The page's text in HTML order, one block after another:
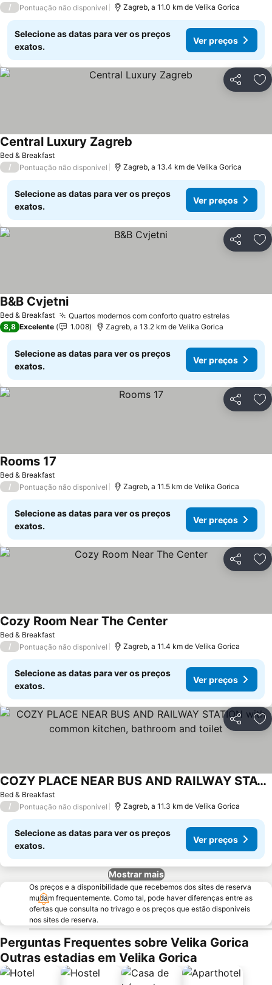
/ Pontuação não disponível Zagreb, a 11.0 km de Velika Gorica
Selecione as datas para ver os preços
exatos.
Ver preços
Partilhar
Bed & Breakfast
Central Luxury Zagreb
/ Pontuação não disponível Zagreb, a 13.4 km de Velika Gorica
Selecione as datas para ver os preços
exatos.
Ver preços
Partilhar
Bed & Breakfast Quartos modernos com conforto quatro estrelasVer
B&B CvjetniVer preços
8,8 Excelente 1.008 Zagreb, a 13.2 km de Velika Gorica
Selecione as datas para ver os preços
exatos.
Ver preços
Partilhar
Bed & Breakfast
Rooms 17
/ Pontuação não disponível Zagreb, a 11.5 km de Velika Gorica
Selecione as datas para ver os preços
exatos.
Ver preços
Partilhar
Bed & Breakfast
Cozy Room Near The Center
/ Pontuação não disponível Zagreb, a 11.4 km de Velika Gorica
Selecione as datas para ver os preços
exatos.
Ver preços
Partilhar
Bed & Breakfast
COZY PLACE NEAR BUS AND RAILWAY STATION with common kitchen, bathroom and toilet
Ver preços
/ Pontuação não disponível Zagreb, a 11.3 km de Velika Gorica
Selecione as datas para ver os preços
exatos.
Ver preços
Mostrar mais
Os preços e a disponibilidade que recebemos dos sites de reserva
mudam frequentemente. Como tal, pode haver diferenças entre as
ofertas que consulta no trivago e os preços que estão disponíveis
nos sites de reserva.
Perguntas Frequentes sobre Velika Gorica
Outras estadias em Velika Gorica